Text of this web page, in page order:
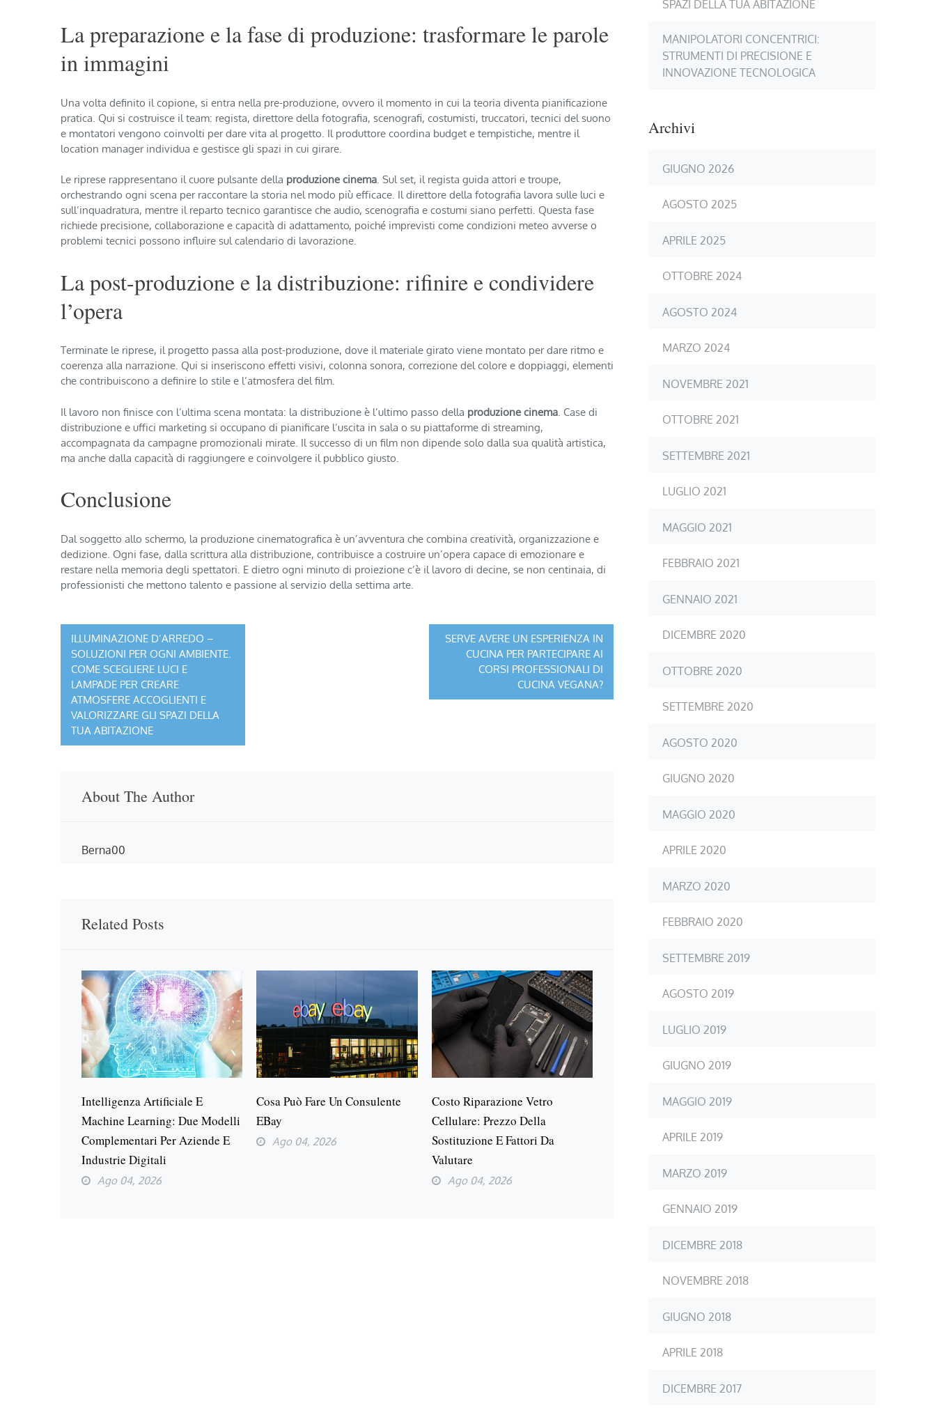
La preparazione e la fase di produzione: trasformare le parole
in immagini
Una volta definito il copione, si entra nella pre-produzione, ovvero il momento in cui la teoria diventa pianificazione
pratica. Qui si costruisce il team: regista, direttore della fotografia, scenografi, costumisti, truccatori, tecnici del suono
e montatori vengono coinvolti per dare vita al progetto. Il produttore coordina budget e tempistiche, mentre il
location manager individua e gestisce gli spazi in cui girare.
Le riprese rappresentano il cuore pulsante della produzione cinema. Sul set, il regista guida attori e troupe,
orchestrando ogni scena per raccontare la storia nel modo più efficace. Il direttore della fotografia lavora sulle luci e
sull’inquadratura, mentre il reparto tecnico garantisce che audio, scenografia e costumi siano perfetti. Questa fase
richiede precisione, collaborazione e capacità di adattamento, poiché imprevisti come condizioni meteo avverse o
problemi tecnici possono influire sul calendario di lavorazione.
La post-produzione e la distribuzione: rifinire e condividere
l’opera
Terminate le riprese, il progetto passa alla post-produzione, dove il materiale girato viene montato per dare ritmo e
coerenza alla narrazione. Qui si inseriscono effetti visivi, colonna sonora, correzione del colore e doppiaggi, elementi
che contribuiscono a definire lo stile e l’atmosfera del film.
Il lavoro non finisce con l’ultima scena montata: la distribuzione è l’ultimo passo della produzione cinema . Case di
distribuzione e uffici marketing si occupano di pianificare l’uscita in sala o su piattaforme di streaming,
accompagnata da campagne promozionali mirate. Il successo di un film non dipende solo dalla sua qualità artistica,
ma anche dalla capacità di raggiungere e coinvolgere il pubblico giusto.
Conclusione
Dal soggetto allo schermo, la produzione cinematografica è un’avventura che combina creatività, organizzazione e
dedizione. Ogni fase, dalla scrittura alla distribuzione, contribuisce a costruire un’opera capace di emozionare e
restare nella memoria degli spettatori. E dietro ogni minuto di proiezione c’è il lavoro di decine, se non centinaia, di
professionisti che mettono talento e passione al servizio della settima arte.
Navigazione
articoli
ILLUMINAZIONE D’ARREDO –
SOLUZIONI PER OGNI AMBIENTE.
COME SCEGLIERE LUCI E
LAMPADE PER CREARE
ATMOSFERE ACCOGLIENTI E
VALORIZZARE GLI SPAZI DELLA
TUA ABITAZIONE
SERVE AVERE UN ESPERIENZA IN
CUCINA PER PARTECIPARE AI
CORSI PROFESSIONALI DI
CUCINA VEGANA?
About The Author
Berna00
Related Posts
Intelligenza Artificiale E
Machine Learning: Due Modelli
Complementari Per Aziende E
Industrie Digitali
Ago 04, 2026
Cosa Può Fare Un Consulente
EBay
Ago 04, 2026
Costo Riparazione Vetro
Cellulare: Prezzo Della
Sostituzione E Fattori Da
Valutare
Ago 04, 2026
SPAZI DELLA TUA ABITAZIONE
MANIPOLATORI CONCENTRICI:
STRUMENTI DI PRECISIONE E
INNOVAZIONE TECNOLOGICA
Archivi
GIUGNO 2026
AGOSTO 2025
APRILE 2025
OTTOBRE 2024
AGOSTO 2024
MARZO 2024
NOVEMBRE 2021
OTTOBRE 2021
SETTEMBRE 2021
LUGLIO 2021
MAGGIO 2021
FEBBRAIO 2021
GENNAIO 2021
DICEMBRE 2020
OTTOBRE 2020
SETTEMBRE 2020
AGOSTO 2020
GIUGNO 2020
MAGGIO 2020
APRILE 2020
MARZO 2020
FEBBRAIO 2020
SETTEMBRE 2019
AGOSTO 2019
LUGLIO 2019
GIUGNO 2019
MAGGIO 2019
APRILE 2019
MARZO 2019
GENNAIO 2019
DICEMBRE 2018
NOVEMBRE 2018
GIUGNO 2018
APRILE 2018
DICEMBRE 2017